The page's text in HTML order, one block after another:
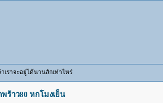
ราจะอยู่ได้นานสักเท่าไหร่
ร้าว80 หกโมงเย็น